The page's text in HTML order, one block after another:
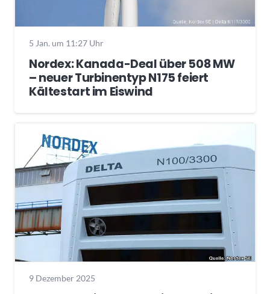
5 Jan. um 11:27 Uhr
Nordex: Kanada-Deal über 508 MW
– neuer Turbinentyp N175 feiert
Kältestart im Eiswind
9 Dezember 2025